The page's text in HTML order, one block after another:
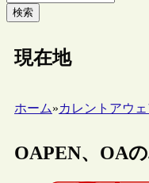
検索
現在地
ホーム»カレントアウ
OAPEN、OA